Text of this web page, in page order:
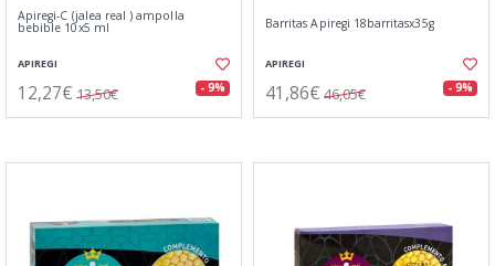
Apiregi-C (jalea real ) ampolla
bebible 10x5 ml
APIREGI
12,27€ 13,50€ - 9%
Barritas Apiregi 18barritasx35g
APIREGI
41,86€ 46,05€ - 9%